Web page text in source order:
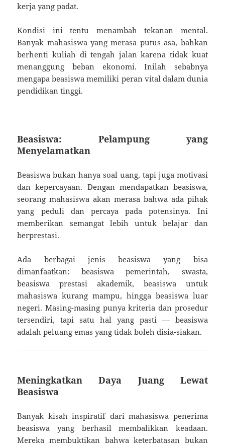
kerja yang padat.
Kondisi ini tentu menambah tekanan mental.
Banyak mahasiswa yang merasa putus asa, bahkan
berhenti kuliah di tengah jalan karena tidak kuat
menanggung beban ekonomi. Inilah sebabnya
mengapa beasiswa memiliki peran vital dalam dunia
pendidikan tinggi.
Beasiswa: Pelampung yang
Menyelamatkan
Beasiswa bukan hanya soal uang, tapi juga motivasi
dan kepercayaan. Dengan mendapatkan beasiswa,
seorang mahasiswa akan merasa bahwa ada pihak
yang peduli dan percaya pada potensinya. Ini
memberikan semangat lebih untuk belajar dan
berprestasi.
Ada berbagai jenis beasiswa yang bisa
dimanfaatkan: beasiswa pemerintah, swasta,
beasiswa prestasi akademik, beasiswa untuk
mahasiswa kurang mampu, hingga beasiswa luar
negeri. Masing-masing punya kriteria dan prosedur
tersendiri, tapi satu hal yang pasti — beasiswa
adalah peluang emas yang tidak boleh disia-siakan.
Meningkatkan Daya Juang Lewat
Beasiswa
Banyak kisah inspiratif dari mahasiswa penerima
beasiswa yang berhasil membalikkan keadaan.
Mereka membuktikan bahwa keterbatasan bukan